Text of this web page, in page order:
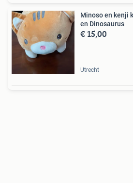
Minoso en kenji knuffels: Kat, Eend, Beer
en Dinosaurus
€ 15,00
Utrecht